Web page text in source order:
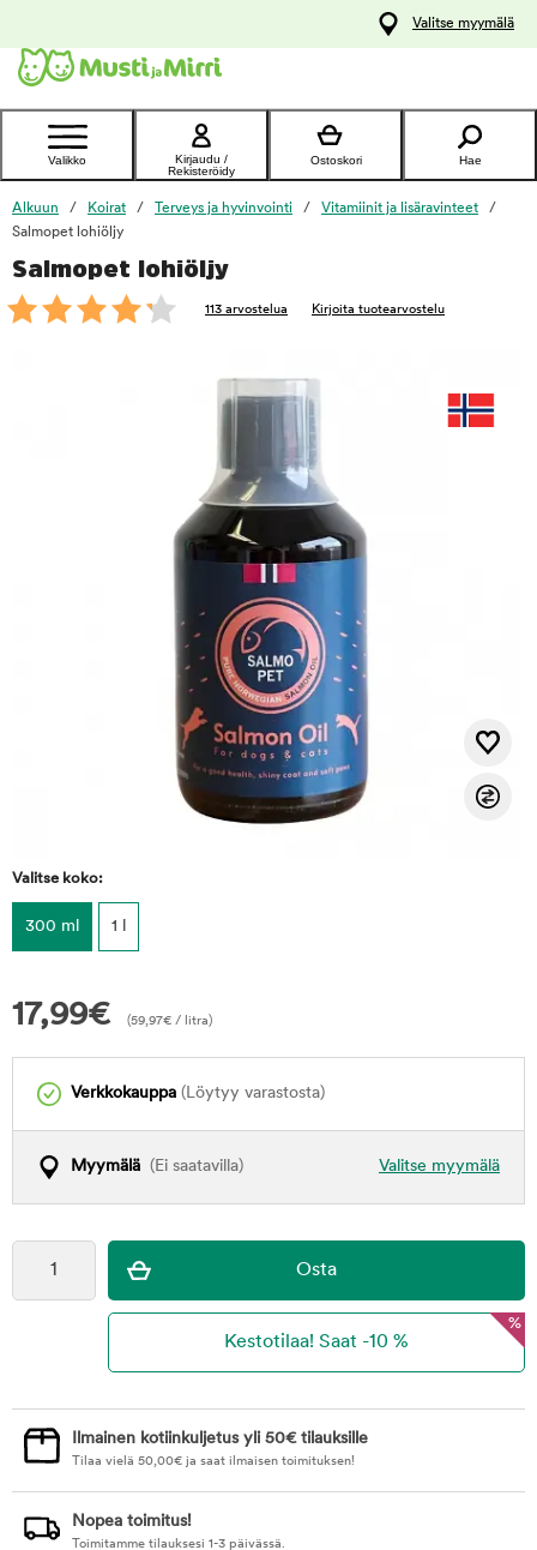
Ota yhteyttä
asiakaspalveluun
Valitse myymälä
Valikko
Kirjaudu /
Rekisteröidy
Ostoskori Hae
Alkuun Koirat Terveys ja hyvinvointi
Vitamiinit ja lisäravinteet
Salmopet lohiöljy
Salmopet lohiöljy
113 arvostelua Kirjoita tuotearvostelu
Valitse koko:
300 ml 1 l
17,99€ (59,97€ / litra)
Verkkokauppa (Löytyy varastosta)
Valitse myymälä
Myymälä (Ei saatavilla)
foo
%
Ilmainen kotiinkuljetus yli 50€ tilauksille
Tilaa vielä 50,00€ ja saat ilmaisen toimituksen!
Nopea toimitus!
Toimitamme tilauksesi 1-3 päivässä.